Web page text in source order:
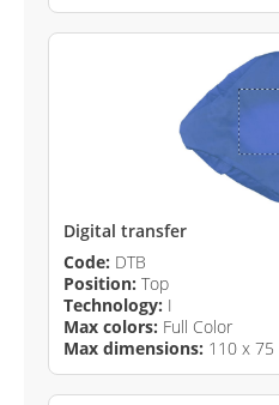
Digital transfer
Code: DTB
Position: Top
Technology: I
Max colors: Full Color
Max dimensions: 110 x 75